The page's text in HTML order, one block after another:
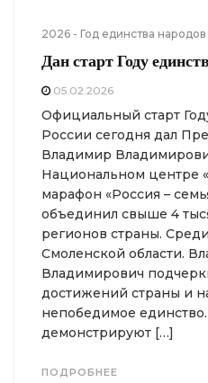
2026 - Год единства
Дан старт Году
05.02.2026
Официальный старт
России сегодня дал
Владимир
Национальном центре
марафон «Россия –
объединил свыше 4
регионов страны.
Смоленской области.
Владимирович
достижений страны и
непобедимое единство.
демонстрируют […]
ПОДРОБНЕЕ